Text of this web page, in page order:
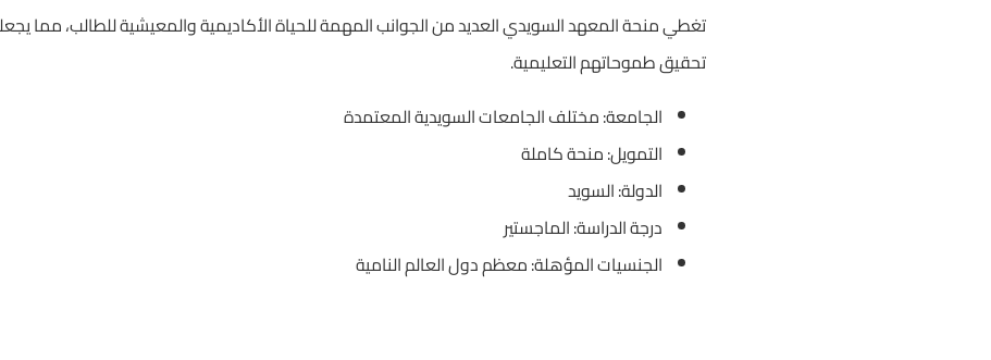
تغطي منحة المعهد السويدي العديد من الجوانب المهمة للحياة الأكاديمية والمعيشية للطالب، مما
تحقيق طموحاتهم التعليمية.
الجامعة: مختلف الجامعات السويدية المعتمدة
التمويل: منحة كاملة
الدولة: السويد
درجة الدراسة: الماجستير
الجنسيات المؤهلة: معظم دول العالم النامية